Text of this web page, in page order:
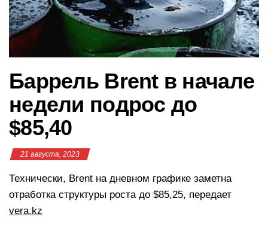
Баррель Brent в начале
недели подрос до
$85,40
21 августа, 2023
Технически, Brent на дневном графике заметна
отработка структуры роста до $85,25, передает
vera.kz